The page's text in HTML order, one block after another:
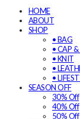
HOME
ABOUT
SHOP
• BAG
• CAP
• KNIT
•
•
SEASON OFF
30% Off
40% Off
50% Off